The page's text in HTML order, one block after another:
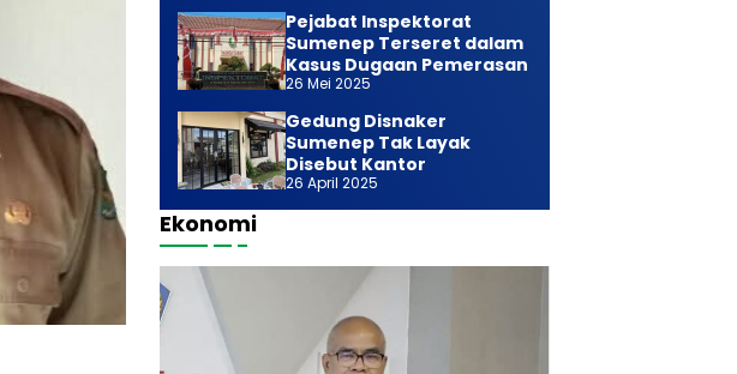
Pejabat Inspektorat
Sumenep Terseret dalam
Kasus Dugaan Pemerasan
26 Mei 2025
Gedung Disnaker
Sumenep Tak Layak
Disebut Kantor
26 April 2025
Ekonomi